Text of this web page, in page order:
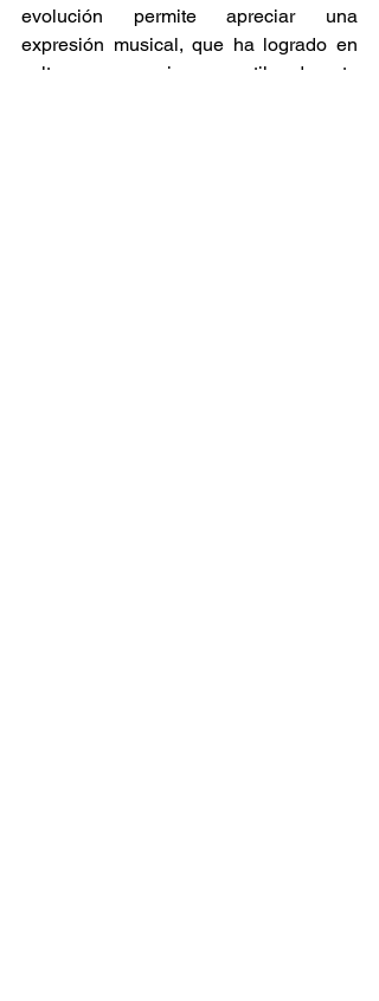
evolución permite apreciar una
expresión musical, que ha logrado en
culturas, generaciones y estilos durante